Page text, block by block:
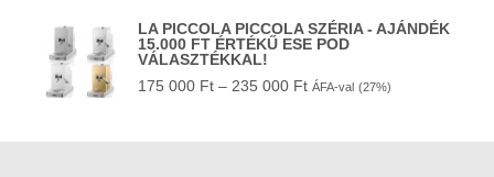
LA PICCOLA PICCOLA SZÉRIA - AJÁNDÉK
15.000 FT ÉRTÉKŰ ESE POD
VÁLASZTÉKKAL!
175 000 Ft – 235 000 Ft ÁFA-val (27%)